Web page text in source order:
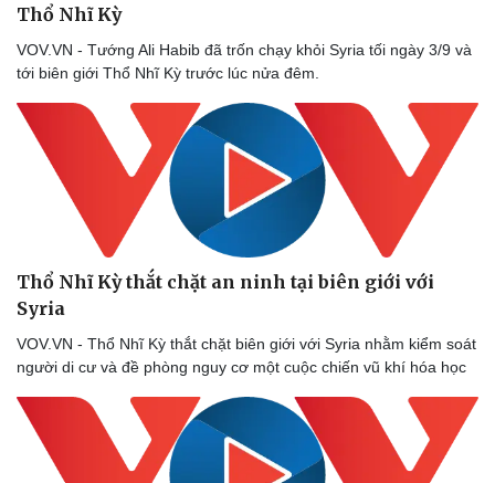
Bóng đá
Lịch thi đấu bóng đá
Thế giới thể thao
eSports
Hậu trường
Ô tô
Xe máy
Tư vấn
Thổ Nhĩ Kỳ
VOV.VN - Tướng Ali Habib đã trốn chạy khỏi Syria tối ngày 3/9 và
tới biên giới Thổ Nhĩ Kỳ trước lúc nửa đêm.
Thổ Nhĩ Kỳ thắt chặt an ninh tại biên giới với
Syria
VOV.VN - Thổ Nhĩ Kỳ thắt chặt biên giới với Syria nhằm kiểm soát
người di cư và đề phòng nguy cơ một cuộc chiến vũ khí hóa học